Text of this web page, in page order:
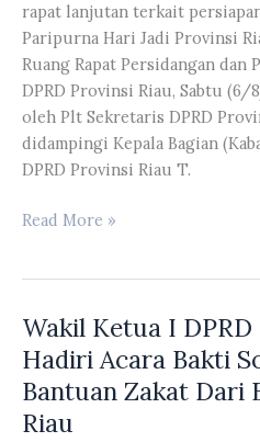
rapat lanjutan terkait
Paripurna Hari Jadi Provinsi
Ruang Rapat Persidangan
DPRD Provinsi Riau, Sabtu
oleh Plt Sekretaris DPRD
didampingi Kepala Bagian
DPRD Provinsi Riau T.
Sekretariat
Rapat
Lanjutan
Pelaksanaan
Paripurna
Read More »
Wakil Ketua I
Hadiri Acara Bakti
Bantuan Zakat Dari
Riau